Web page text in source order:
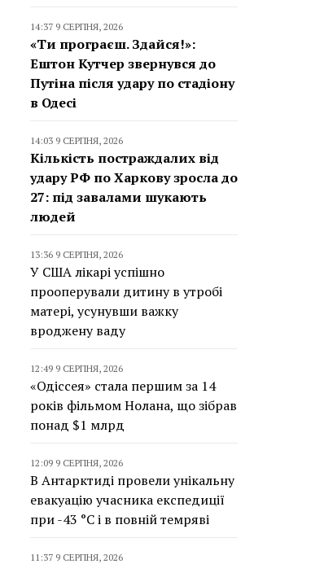
14:37 9 СЕРПНЯ, 2026
«Ти програєш. Здайся!»:
Ештон Кутчер звернувся до
Путіна після удару по стадіону
в Одесі
14:03 9 СЕРПНЯ, 2026
Кількість постраждалих від
удару РФ по Харкову зросла до
27: під завалами шукають
людей
13:36 9 СЕРПНЯ, 2026
У США лікарі успішно
прооперували дитину в утробі
матері, усунувши важку
вроджену ваду
12:49 9 СЕРПНЯ, 2026
«Одіссея» стала першим за 14
років фільмом Нолана, що зібрав
понад $1 млрд
12:09 9 СЕРПНЯ, 2026
В Антарктиді провели унікальну
евакуацію учасника експедиції
при -43 °C і в повній темряві
11:37 9 СЕРПНЯ, 2026